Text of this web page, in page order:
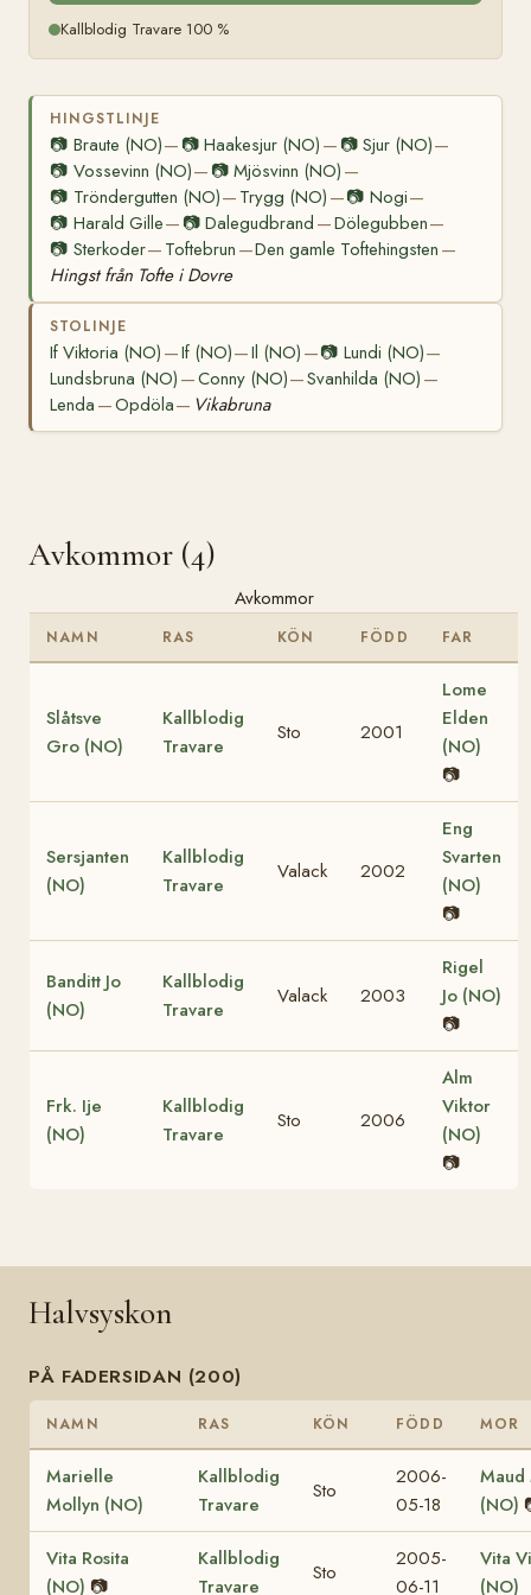
Kallblodig Travare 100 %
HINGSTLINJE
📷 Braute (NO)— 📷Haakesjur (NO) — 📷 Sjur (NO)—
📷 Vossevinn (NO)— 📷Mjösvinn (NO) —
📷 Tröndergutten (NO)— Trygg (NO) —📷 Nogi—
📷 Harald Gille— 📷Dalegudbrand —Dölegubben—
📷 Sterkoder— Toftebrun —Den gamle Toftehingsten —
Hingst från Tofte i Dovre
STOLINJE
If Viktoria (NO) —If (NO)—Il (NO) —📷 Lundi (NO)—
Lundsbruna (NO) —Conny (NO)—Svanhilda (NO) —
Lenda —Opdöla— Vikabruna
Avkommor (4)
Avkommor
NAMN RAS KÖN FÖDD FAR
Slåtsve
Gro (NO)
Kallblodig
Travare
Sto 2001
Lome
Elden
(NO)
📷
Sersjanten
(NO)
Kallblodig
Travare
Valack 2002
Eng
Svarten
(NO)
📷
Banditt Jo
(NO)
Kallblodig
Travare
Valack 2003
Rigel
Jo (NO)
📷
Frk. Ije
(NO)
Kallblodig
Travare
Sto 2006
Alm
Viktor
(NO)
📷
Halvsyskon
PÅ FADERSIDAN (200)
NAMN RAS KÖN FÖDD MOR
Marielle
Mollyn (NO)
Kallblodig
Travare
Sto
2006-
05-18
Maud
(NO)
Vita Rosita
(NO) 📷
Kallblodig
Travare
Sto
2005-
06-11
Vita
(NO)